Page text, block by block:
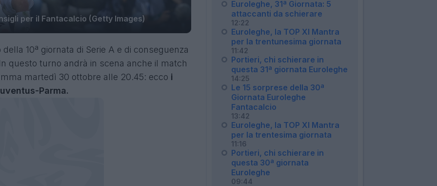
per il Fantacalcio (Getty Images)
10ª giornata di Serie A e di conseguenza
questo turno andrà in scena anche il match
martedì 30 ottobre alle 20.45: ecco i
Parma.
Euroleghe, 31ª Giornata: 5
attaccanti da schierare
12:22
Euroleghe, la TOP XI Mantra
per la trentunesima giornata
11:42
Portieri, chi schierare in
questa 31ª giornata Euroleghe
14:25
Le 15 sorprese della 30ª
Giornata Euroleghe
Fantacalcio
13:42
Euroleghe, la TOP XI Mantra
per la trentesima giornata
11:16
Portieri, chi schierare in
questa 30ª giornata
Euroleghe
09:44